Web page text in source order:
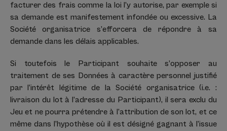
facturer des frais comme la loi l’y autorise, par exemple si
sa demande est manifestement infondée ou excessive. La
Société organisatrice s’efforcera de répondre à sa
demande dans les délais applicables.
Si toutefois le Participant souhaite s’opposer au
traitement de ses Données à caractère personnel justifié
par l’intérêt légitime de la Société organisatrice (i.e. :
livraison du lot à l’adresse du Participant), il sera exclu du
Jeu et ne pourra prétendre à l’attribution de son lot, et ce
même dans l’hypothèse où il est désigné gagnant à l’issue